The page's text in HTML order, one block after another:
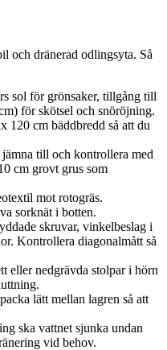
och dränerad odlingsyta. Så
sol för grönsaker, tillgång till
för skötsel och snöröjning.
120 cm bäddbredd så att du
till och kontrollera med
cm grovt grus som
mot rotogräs.
sorknät i botten.
skruvar, vinkelbeslag i
Kontrollera diagonalmått så
eller nedgrävda stolpar i hörn
lätt mellan lagren så att
ska vattnet sjunka undan
vid behov.